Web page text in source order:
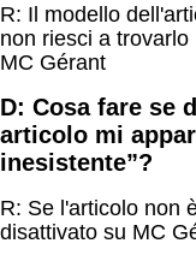
R: Il modello
non riesci a
MC Gérant
D: Cosa fare se
articolo mi
inesistente”?
R: Se l'articolo non
disattivato su MC